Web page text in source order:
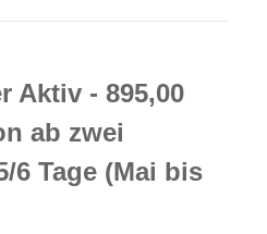
Aktiv - 895,00
ab zwei
6 Tage (Mai bis